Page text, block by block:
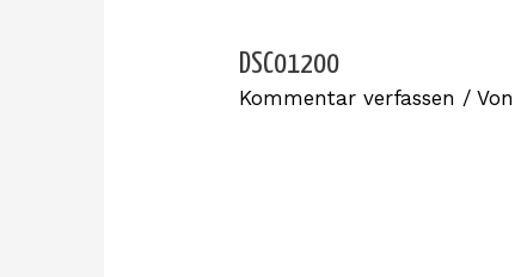
DSC01200
Kommentar verfassen / Von